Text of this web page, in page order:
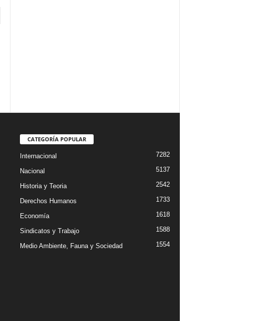
CATEGORÍA POPULAR
Internacional 7282
Nacional 5137
Historia y Teoria 2542
Derechos Humanos 1733
Economía 1618
Sindicatos y Trabajo 1588
Medio Ambiente, Fauna y Sociedad 1554